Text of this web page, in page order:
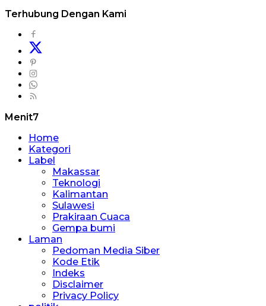
Terhubung Dengan Kami
Menit7
Home
Kategori
Label
Makassar
Teknologi
Kalimantan
Sulawesi
Prakiraan Cuaca
Gempa bumi
Laman
Pedoman Media Siber
Kode Etik
Indeks
Disclaimer
Privacy Policy